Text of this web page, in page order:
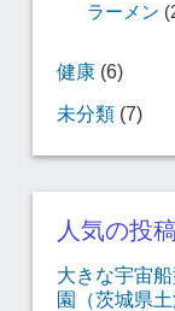
ラーメン
健康(6)
未分類(7)
人気の投
大きな宇宙
園（茨城県土